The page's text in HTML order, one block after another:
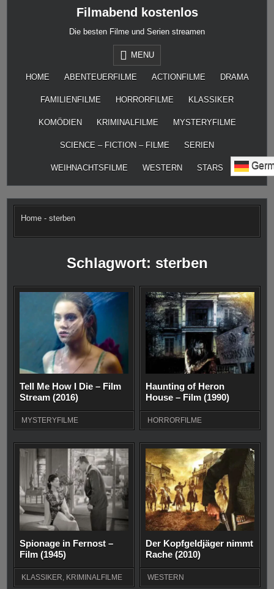
Filmabend kostenlos
Die besten Filme und Serien streamen
MENU
HOME ABENTEUERFILME ACTIONFILME DRAMA
FAMILIENFILME HORRORFILME KLASSIKER
KOMÖDIEN KRIMINALFILME MYSTERYFILME
SCIENCE – FICTION – FILME SERIEN
WEIHNACHTSFILME WESTERN STARS
Home -sterben
Schlagwort: sterben
Tell Me How I Die – Film
Stream (2016)
MYSTERYFILME
Haunting of Heron
House – Film (1990)
HORRORFILME
Spionage in Fernost –
Film (1945)
KLASSIKER KRIMINALFILME
Der Kopfgeldjäger nimmt
Rache (2010)
WESTERN